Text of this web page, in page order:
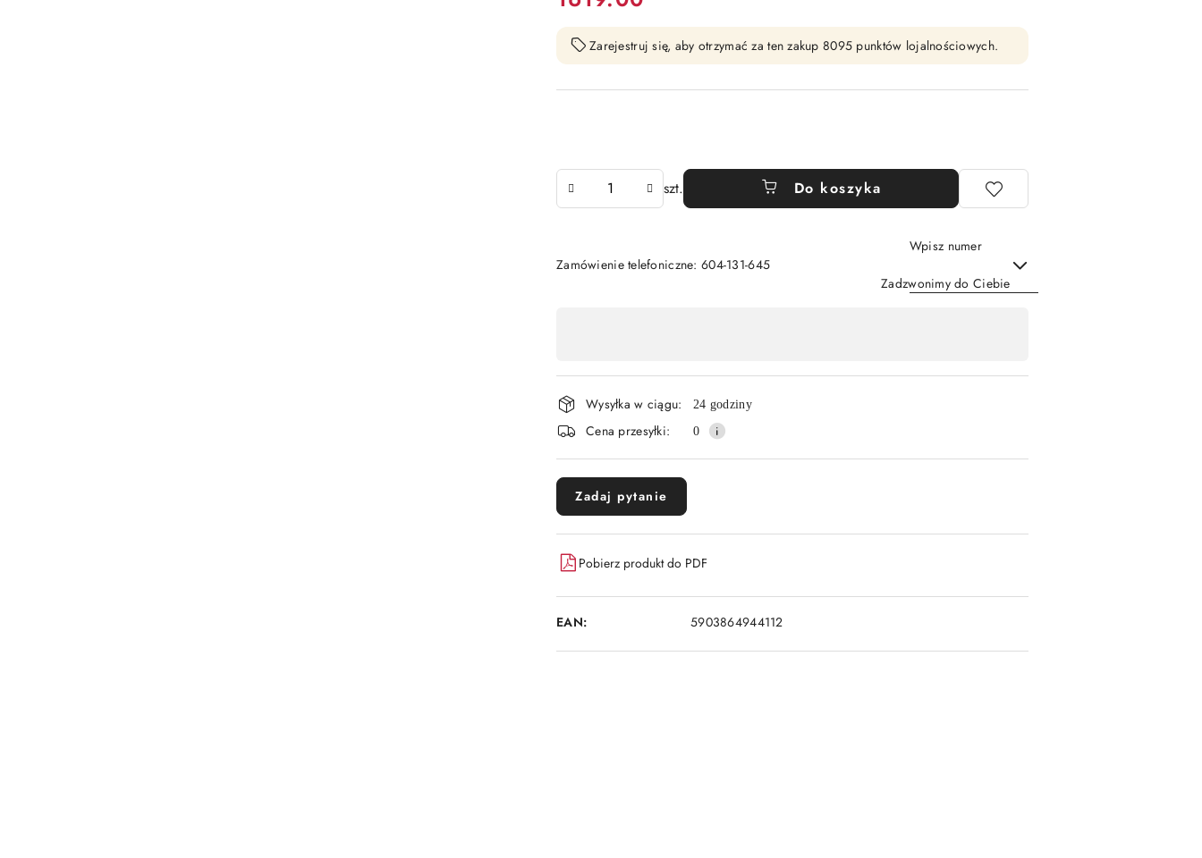
Zarejestruj się, aby otrzymać za ten zakup 8095 punktów lojalnościowych.
szt. Do koszyka
Zamówienie telefoniczne: 604-131-645
Wpisz numer
Zadzwonimy do Ciebie
płatność
i
dostawa
Wysyłka w ciągu: 24 godziny
Cena przesyłki: 0
Zadaj pytanie
Pobierz produkt do PDF
EAN: 5903864944112